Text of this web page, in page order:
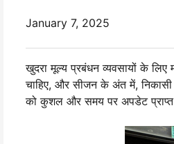
January 7, 2025
खुदरा मूल्य प्रबंधन व्यवसायों के
चाहिए, और सीजन के अंत में,
को कुशल और समय पर अपडेट